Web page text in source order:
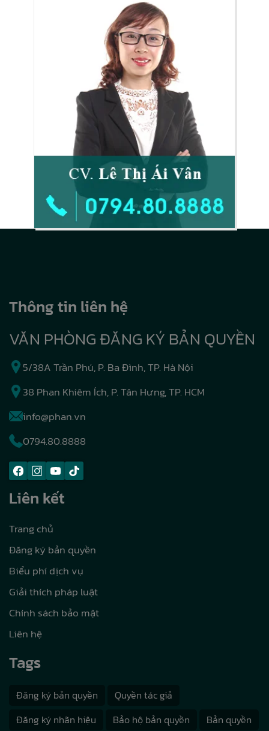
Thông tin liên hệ
VĂN PHÒNG ĐĂNG KÝ BẢN QUYỀN
5/38A Trần Phú, P. Ba Đình, TP. Hà Nội
38 Phan Khiêm Ích, P. Tân Hưng, TP. HCM
info@phan.vn
0794.80.8888
Liên kết
Trang chủ
Đăng ký bản quyền
Biểu phí dịch vụ
Giải thích pháp luật
Chính sách bảo mật
Liên hệ
Tags
Đăng ký bản quyền
Quyền tác giả
Đăng ký nhãn hiệu
Bảo hộ bản quyền Bản quyền